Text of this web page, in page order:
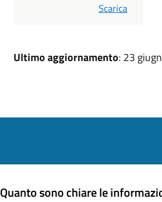
PDF
Scarica
Ultimo aggiornamento: 23
Quanto sono chiare le